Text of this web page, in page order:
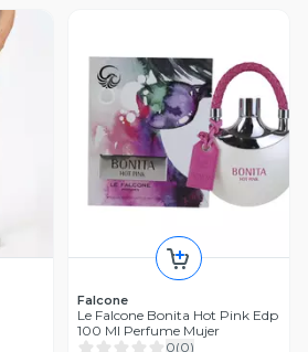
Falcone
Le Falcone Bonita Hot Pink Edp
100 Ml Perfume Mujer
0(0)